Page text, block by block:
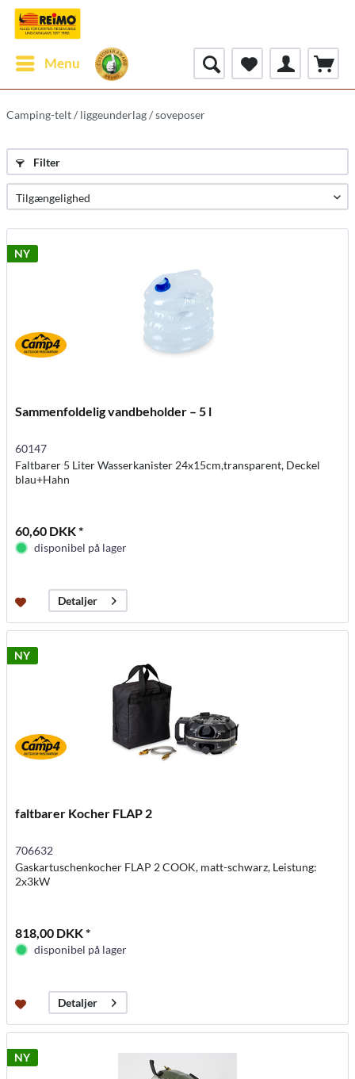
Menu
Camping-telt / liggeunderlag / soveposer
Filter
NY
Sammenfoldelig vandbeholder – 5 l
60147
Faltbarer 5 Liter Wasserkanister 24x15cm,transparent, Deckel
blau+Hahn
60,60 DKK *
disponibel på lager
Detaljer
NY
faltbarer Kocher FLAP 2
706632
Gaskartuschenkocher FLAP 2 COOK, matt-schwarz, Leistung:
2x3kW
818,00 DKK *
disponibel på lager
Detaljer
NY